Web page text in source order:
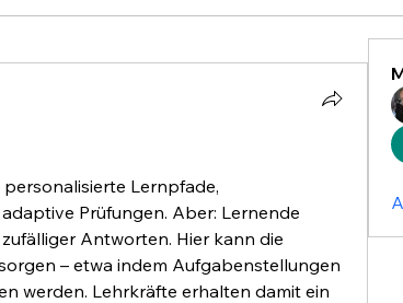
Lernpfade,
Prüfungen. Aber: Lernende
Antworten. Hier kann die
– etwa indem Aufgabenstellungen
werden. Lehrkräfte erhalten damit ein